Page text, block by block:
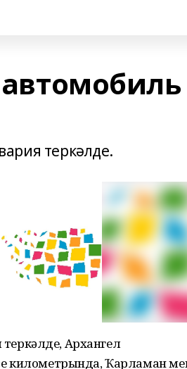
теркәлде.
теркәлде, Архангел
километрында, Ҡарламан